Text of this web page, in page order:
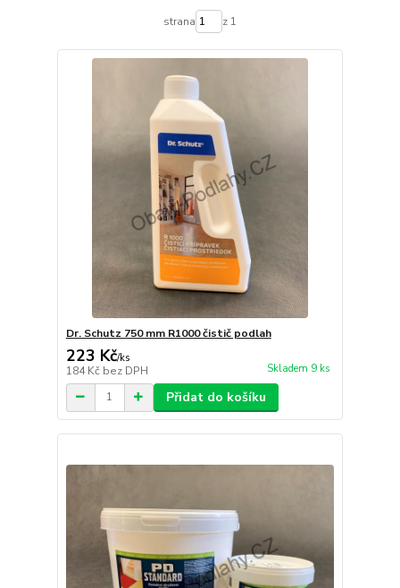
strana z 1
Dr. Schutz 750 mm R1000 čistič podlah
223 Kč/ks
184 Kč bez DPH Skladem 9 ks
Přidat do košíku